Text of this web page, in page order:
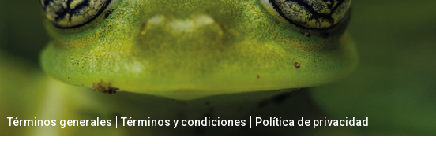
Términos generales Términos y condiciones Política de privacidad